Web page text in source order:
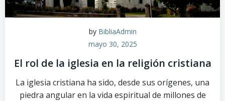
by BibliaAdmin
mayo 30, 2025
El rol de la iglesia en la religión cristiana
La iglesia cristiana ha sido, desde sus orígenes, una
piedra angular en la vida espiritual de millones de